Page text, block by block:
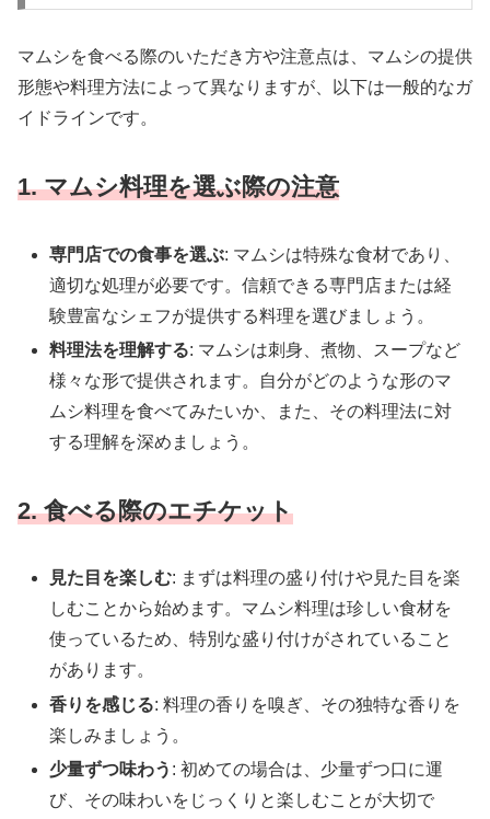
マムシを食べる際のいただき方や注意点は、マムシの提供
形態や料理方法によって異なりますが、以下は一般的なガ
イドラインです。
1. マムシ料理を選ぶ際の注意
専門店での食事を選ぶ: マムシは特殊な食材であり、
適切な処理が必要です。信頼できる専門店または経
験豊富なシェフが提供する料理を選びましょう。
料理法を理解する: マムシは刺身、煮物、スープなど
様々な形で提供されます。自分がどのような形のマ
ムシ料理を食べてみたいか、また、その料理法に対
する理解を深めましょう。
2. 食べる際のエチケット
見た目を楽しむ: まずは料理の盛り付けや見た目を楽
しむことから始めます。マムシ料理は珍しい食材を
使っているため、特別な盛り付けがされていること
があります。
香りを感じる: 料理の香りを嗅ぎ、その独特な香りを
楽しみましょう。
少量ずつ味わう : 初めての場合は、少量ずつ口に運
び、その味わいをじっくりと楽しむことが大切で